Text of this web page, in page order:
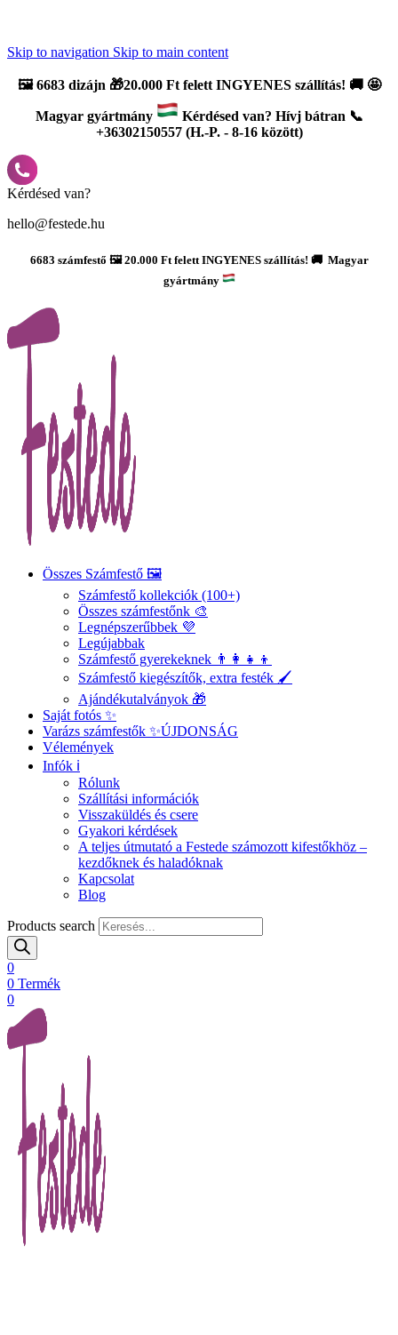
Skip to navigation Skip to main content
🖼️6683 dizájn 🎁20.000 Ft felett INGYENES szállítás! 🚚 🤩
Magyar gyártmány
Kérdésed van? Hívj bátran 📞
+36302150557 (H.-P. - 8-16 között)
Kérdésed van?
hello@festede.hu
6683 számfestő 🖼️ 20.000 Ft felett INGYENES szállítás! 🚚 Magyar
gyártmány
Összes Számfestő 🖼️
Számfestő kollekciók (100+)
Összes számfestőnk 🎨
Legnépszerűbbek 💜
Legújabbak
Számfestő gyerekeknek 👨‍👩‍👧‍👦
Számfestő kiegészítők, extra festék 🖌️
Ajándékutalványok 🎁
Saját fotós ✨
Varázs számfestők ✨ÚJDONSÁG
Vélemények
Infók ℹ️
Rólunk
Szállítási információk
Visszaküldés és csere
Gyakori kérdések
A teljes útmutató a Festede számozott kifestőkhöz –
kezdőknek és haladóknak
Kapcsolat
Blog
Products search
0
0 Termék
0